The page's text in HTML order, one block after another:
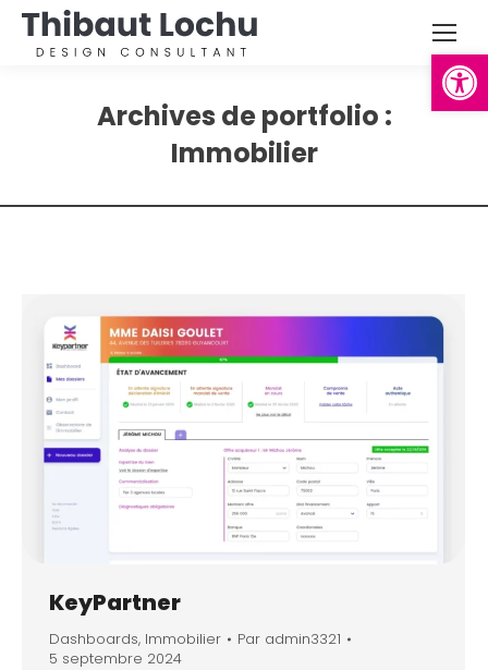
Ouvrir
Archives de portfolio :
Immobilier
KeyPartner
Dashboards, Immobilier Par admin3321
5 septembre 2024